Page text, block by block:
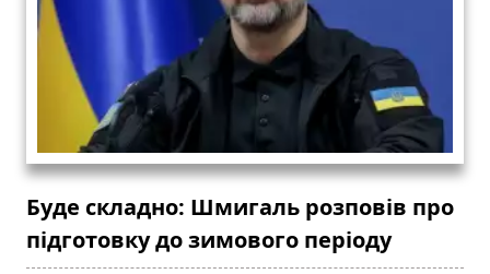
Буде складно: Шмигаль розповів про
підготовку до зимового періоду